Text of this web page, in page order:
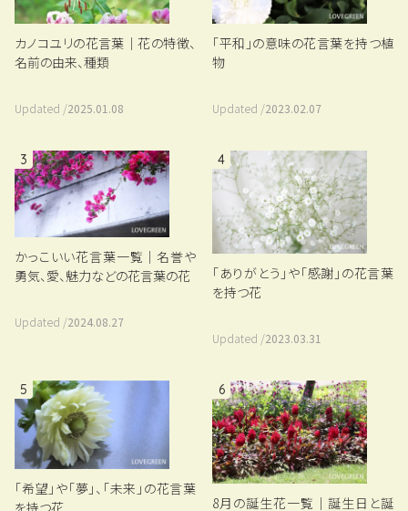
カノコユリの花言葉｜花の特徴、
名前の由来、種類
Updated /2025.01.08
「平和」の意味の花言葉を持つ植
物
Updated /2023.02.07
3
かっこいい花言葉一覧｜名誉や
勇気、愛、魅力などの花言葉の花
Updated /2024.08.27
4
「ありがとう」や「感謝」の花言葉
を持つ花
Updated /2023.03.31
5
「希望」や「夢」、「未来」の花言葉
6
8月の誕生花一覧｜誕生日と誕